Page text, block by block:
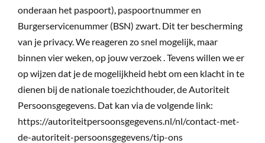
onderaan het paspoort), paspoortnummer en
Burgerservicenummer (BSN) zwart. Dit ter bescherming
van je privacy. We reageren zo snel mogelijk, maar
binnen vier weken, op jouw verzoek . Tevens willen we er
op wijzen dat je de mogelijkheid hebt om een klacht in te
dienen bij de nationale toezichthouder, de Autoriteit
Persoonsgegevens. Dat kan via de volgende link:
https://autoriteitpersoonsgegevens.nl/nl/contact-met-
de-autoriteit-persoonsgegevens/tip-ons